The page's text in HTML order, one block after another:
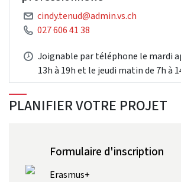
cindy.tenud@admin.vs.ch
027 606 41 38
Joignable par téléphone le mardi
13h à 19h et le jeudi matin de 7h à
PLANIFIER VOTRE PROJET
Formulaire d'inscription
Erasmus+